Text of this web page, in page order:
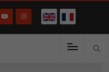
English(English)